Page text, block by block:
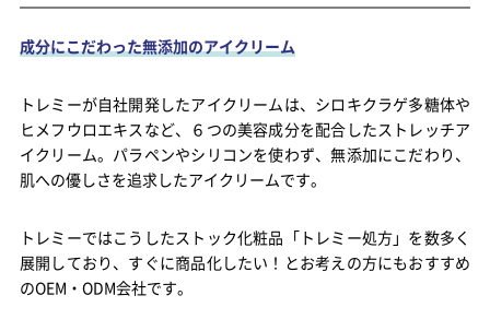
成分にこだわった無添加のアイクリーム
トレミーが自社開発したアイクリームは、シロキクラゲ多糖体や
ヒメフウロエキスなど、６つの美容成分を配合したストレッチア
イクリーム。パラペンやシリコンを使わず、無添加にこだわり、
肌への優しさを追求したアイクリームです。
トレミーではこうしたストック化粧品「トレミー処方」を数多く
展開しており、すぐに商品化したい！とお考えの方にもおすすめ
のOEM・ODM会社です。